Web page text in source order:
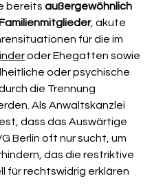
bereits außergewöhnlich
, akute
für die im
oder Ehegatten sowie
oder psychische
die Trennung
Als Anwaltskanzlei
dass das Auswärtige
Berlin oft nur sucht, um
das die restriktive
für rechtswidrig erklären